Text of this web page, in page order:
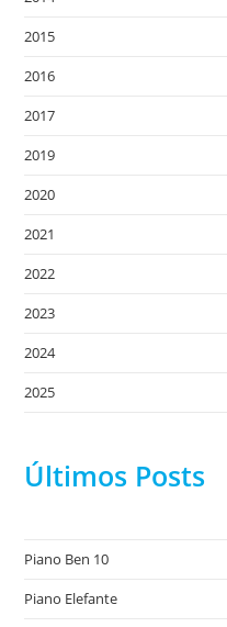
2015
2016
2017
2019
2020
2021
2022
2023
2024
2025
Últimos Posts
Piano Ben 10
Piano Elefante